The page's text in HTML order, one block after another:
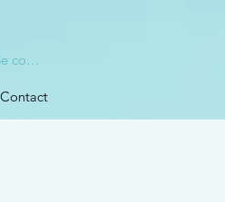
Contact
connecter